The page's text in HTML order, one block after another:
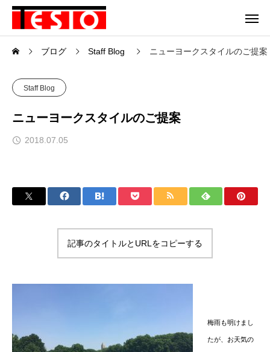
ブログ Staff Blog ニューヨークスタイルのご提案
Staff Blog
ニューヨークスタイルのご提案
2018.07.05
記事のタイトルとURLをコピーする
梅雨も明けまし
たが、お天気の